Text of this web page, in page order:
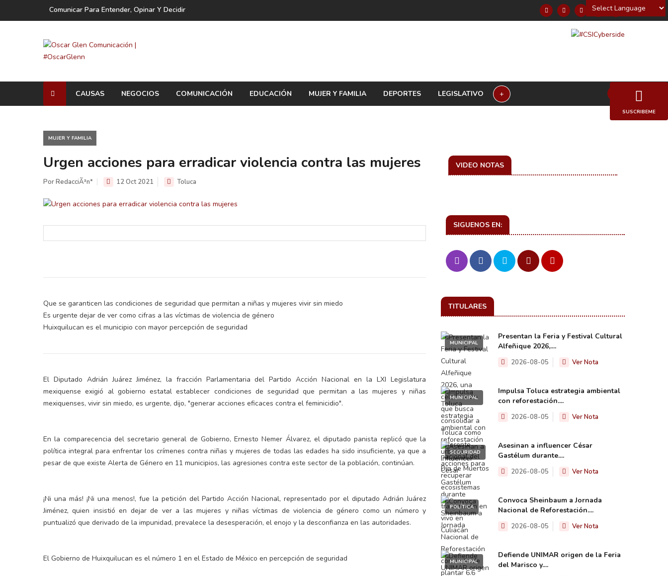
Powered by
Comunicar Para Entender, Opinar Y Decidir
CAUSAS NEGOCIOS COMUNICACIÓN EDUCACIÓN MUJER Y FAMILIA DEPORTES LEGISLATIVO +
MUJER Y FAMILIA
Urgen acciones para erradicar violencia contra las mujeres
Por RedacciÃ³n* 12 Oct 2021 Toluca
Que se garanticen las condiciones de seguridad que permitan a niñas y mujeres vivir sin miedo
Es urgente dejar de ver como cifras a las víctimas de violencia de género
Huixquilucan es el municipio con mayor percepción de seguridad
El Diputado Adrián Juárez Jiménez, la fracción Parlamentaria del Partido Acción Nacional en la LXI Legislatura
mexiquense exigió al gobierno estatal establecer condiciones de seguridad que permitan a las mujeres y niñas
mexiquenses, vivir sin miedo, es urgente, dijo, "generar acciones eficaces contra el feminicidio".
En la comparecencia del secretario general de Gobierno, Ernesto Nemer Álvarez, el diputado panista replicó que la
política integral para enfrentar los crímenes contra niñas y mujeres de todas las edades ha sido insuficiente, ya que a
pesar de que existe Alerta de Género en 11 municipios, las agresiones contra este sector de la población, continúan.
¡Ni una más! ¡Ni una menos!, fue la petición del Partido Acción Nacional, representado por el diputado Adrián Juárez
Jiménez, quien insistió en dejar de ver a las mujeres y niñas víctimas de violencia de género como un número y
puntualizó que derivado de la impunidad, prevalece la desesperación, el enojo y la desconfianza en las autoridades.
El Gobierno de Huixquilucan es el número 1 en el Estado de México en percepción de seguridad
VIDEO NOTAS
SIGUENOS EN:
TITULARES
MUNICIPAL
Presentan la Feria y Festival Cultural
Alfeñique 2026,....
2026-08-05 Ver Nota
MUNICIPAL
Impulsa Toluca estrategia ambiental
con reforestación....
2026-08-05 Ver Nota
SEGURIDAD
Asesinan a influencer César
Gastélum durante....
2026-08-05 Ver Nota
POLÍTICA
Convoca Sheinbaum a Jornada
Nacional de Reforestación....
2026-08-05 Ver Nota
MUNICIPAL
Defiende UNIMAR origen de la Feria
del Marisco y....
SUSCRIBEME